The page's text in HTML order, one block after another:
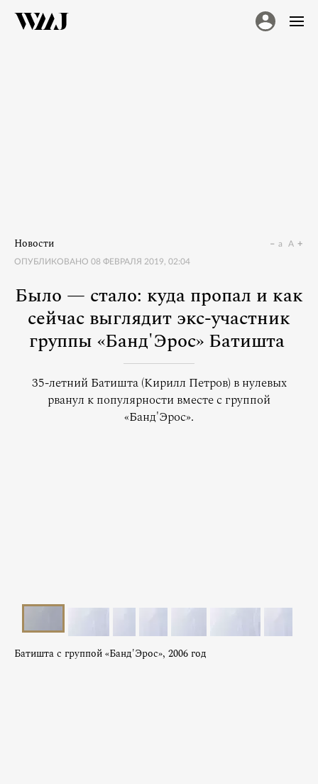
Новости
ОПУБЛИКОВАНО 08 ФЕВРАЛЯ 2019, 02:04
a A
Было — стало: куда пропал и как
сейчас выглядит экс-участник
группы «Банд'Эрос» Батишта
35-летний Батишта (Кирилл Петров) в нулевых
рванул к популярности вместе с группой
«Банд'Эрос».
Батишта с группой «Банд'Эрос», 2006 год